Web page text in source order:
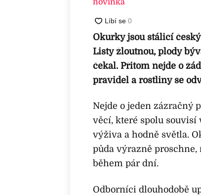
Okurky jsou stálicí
Listy žloutnou, plody
čekal. Přitom nejde o
pravidel a rostliny se
Nejde o jeden zázračný
věcí, které spolu souvisí
výživa a hodně světla.
půda výrazně
během pár dní.
Odborníci dlouhodobě